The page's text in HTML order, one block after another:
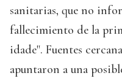
sanitarias, que no
fallecimiento de la
idade". Fuentes
apuntaron a una